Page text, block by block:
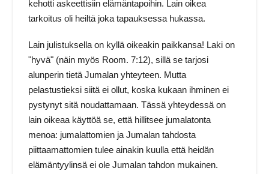
kehotti askeettisiin elämäntapoihin. Lain oikea
tarkoitus oli heiltä joka tapauksessa hukassa.
Lain julistuksella on kyllä oikeakin paikkansa! Laki on
"hyvä" (näin myös Room. 7:12), sillä se tarjosi
alunperin tietä Jumalan yhteyteen. Mutta
pelastustieksi siitä ei ollut, koska kukaan ihminen ei
pystynyt sitä noudattamaan. Tässä yhteydessä on
lain oikeaa käyttöä se, että hillitsee jumalatonta
menoa: jumalattomien ja Jumalan tahdosta
piittaamattomien tulee ainakin kuulla että heidän
elämäntyylinsä ei ole Jumalan tahdon mukainen.